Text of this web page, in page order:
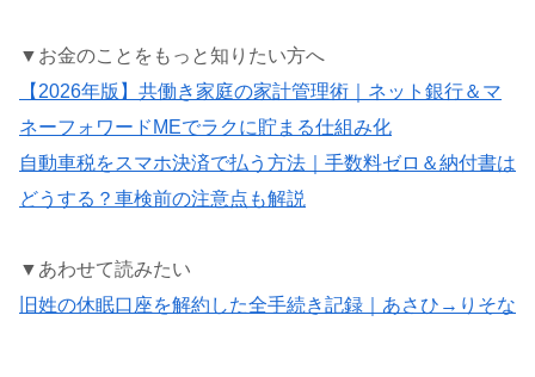
▼お金のことをもっと知りたい方へ
【2026年版】共働き家庭の家計管理術｜ネット銀行＆マ
ネーフォワードMEでラクに貯まる仕組み化
自動車税をスマホ決済で払う方法｜手数料ゼロ＆納付書は
どうする？車検前の注意点も解説
▼あわせて読みたい
旧姓の休眠口座を解約した全手続き記録｜あさひ→りそな